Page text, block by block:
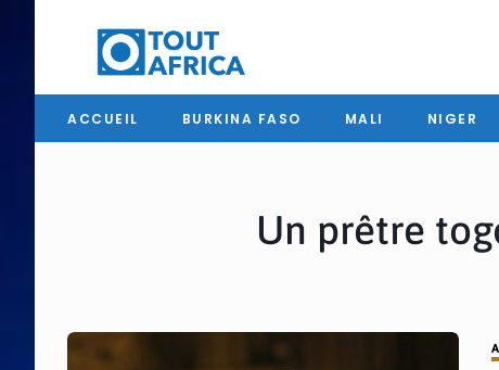
ACCUEIL BURKINA FASO MALI NIGER
Un prêtre